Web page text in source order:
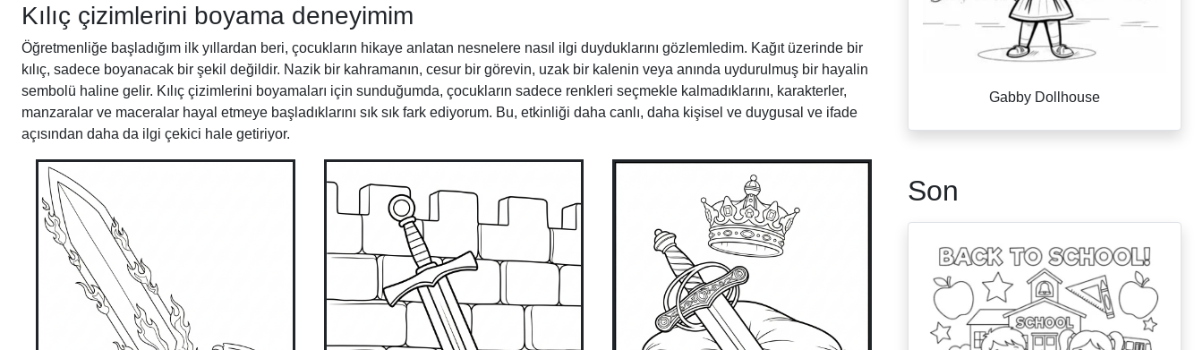
Kılıç çizimlerini boyama deneyimim
Öğretmenliğe başladığım ilk yıllardan beri, çocukların hikaye anlatan nesnelere nasıl ilgi duyduklarını gözlemledim. Kağıt üzerinde bir
kılıç, sadece boyanacak bir şekil değildir. Nazik bir kahramanın, cesur bir görevin, uzak bir kalenin veya anında uydurulmuş bir hayalin
sembolü haline gelir. Kılıç çizimlerini boyamaları için sunduğumda, çocukların sadece renkleri seçmekle kalmadıklarını, karakterler,
manzaralar ve maceralar hayal etmeye başladıklarını sık sık fark ediyorum. Bu, etkinliği daha canlı, daha kişisel ve duygusal ve ifade
açısından daha da ilgi çekici hale getiriyor.
Gabby Dollhouse
Son